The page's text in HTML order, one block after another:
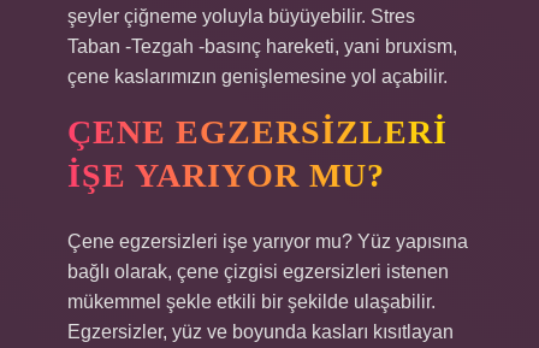
şeyler çiğneme yoluyla büyüyebilir. Stres
Taban -Tezgah -basınç hareketi, yani bruxism,
çene kaslarımızın genişlemesine yol açabilir.
ÇENE EGZERSIZLERI
IŞE YARIYOR MU?
Çene egzersizleri işe yarıyor mu? Yüz yapısına
bağlı olarak, çene çizgisi egzersizleri istenen
mükemmel şekle etkili bir şekilde ulaşabilir.
Egzersizler, yüz ve boyunda kasları kısıtlayan